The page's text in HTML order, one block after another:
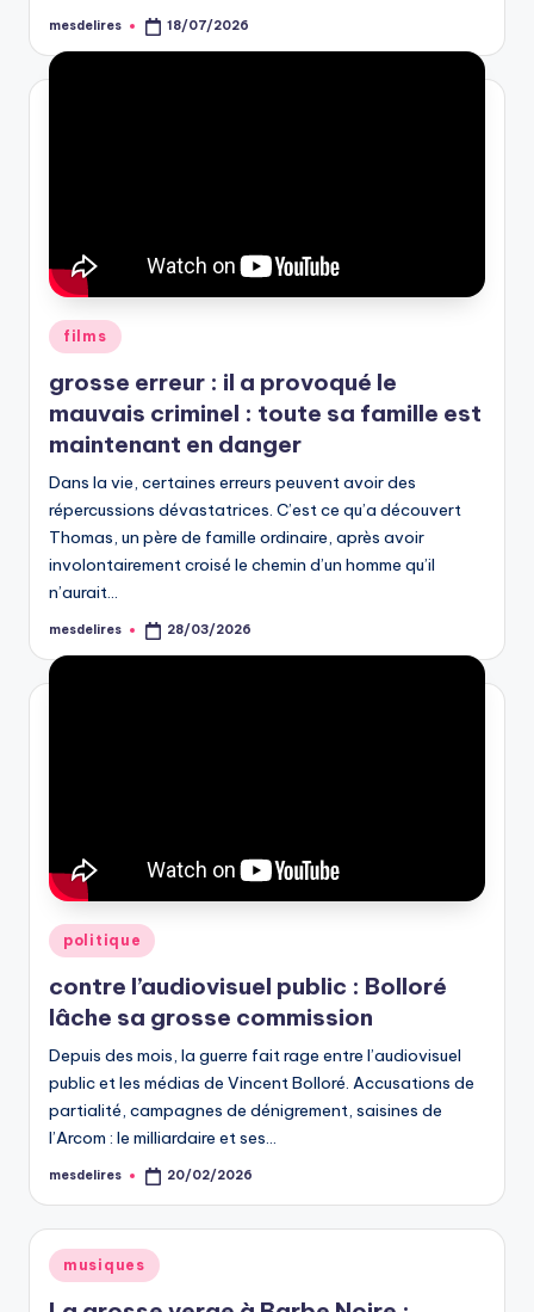
Posted
mesdelires 18/07/2026
Posted
in
films
grosse erreur : il a provoqué le
mauvais criminel : toute sa famille est
maintenant en danger
Dans la vie, certaines erreurs peuvent avoir des
répercussions dévastatrices. C’est ce qu’a découvert
Thomas, un père de famille ordinaire, après avoir
involontairement croisé le chemin d’un homme qu’il
n’aurait…
Posted
mesdelires 28/03/2026
Posted
in
politique
contre l’audiovisuel public : Bolloré
lâche sa grosse commission
Depuis des mois, la guerre fait rage entre l’audiovisuel
public et les médias de Vincent Bolloré. Accusations de
partialité, campagnes de dénigrement, saisines de
l’Arcom : le milliardaire et ses…
Posted
mesdelires 20/02/2026
Posted
in
musiques